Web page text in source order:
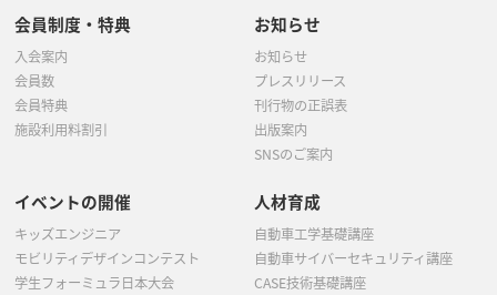
会員制度・特典
入会案内
会員数
会員特典
施設利用料割引
お知らせ
お知らせ
プレスリリース
刊行物の正誤表
出版案内
SNSのご案内
イベントの開催
キッズエンジニア
モビリティデザインコンテスト
学生フォーミュラ日本大会
人材育成
自動車工学基礎講座
自動車サイバーセキュリティ講座
CASE技術基礎講座